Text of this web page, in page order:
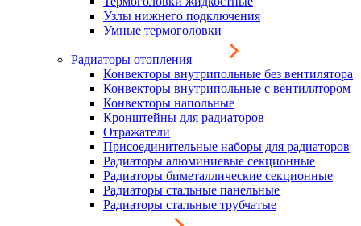
Узлы нижнего подключения
Умные термоголовки
Радиаторы отопления
Конвекторы внутрипольные без вентилятора
Конвекторы внутрипольные с вентилятором
Конвекторы напольные
Кронштейны для радиаторов
Отражатели
Присоединительные наборы для радиаторов
Радиаторы алюминиевые секционные
Радиаторы биметаллические секционные
Радиаторы стальные панельные
Радиаторы стальные трубчатые